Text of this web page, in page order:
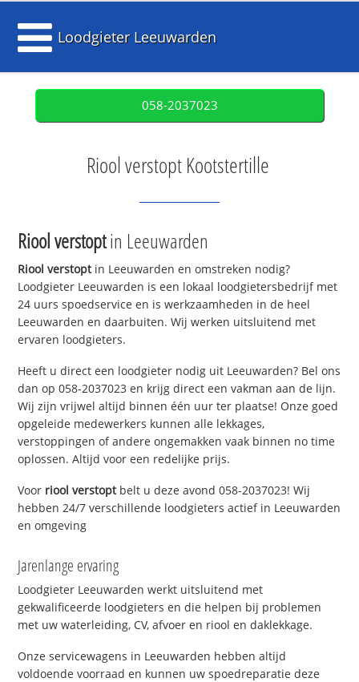
Loodgieter Leeuwarden
058-2037023
Riool verstopt Kootstertille
Riool verstoptin Leeuwarden
Riool verstoptin Leeuwarden en omstreken nodig?
Loodgieter Leeuwarden is een lokaal loodgietersbedrijf met
24 uurs spoedservice en is werkzaamheden in de heel
Leeuwarden en daarbuiten. Wij werken uitsluitend met
ervaren loodgieters.
Heeft u direct een loodgieter nodig uit Leeuwarden? Bel ons
dan op 058-2037023 en krijg direct een vakman aan de lijn.
Wij zijn vrijwel altijd binnen één uur ter plaatse! Onze goed
opgeleide medewerkers kunnen alle lekkages,
verstoppingen of andere ongemakken vaak binnen no time
oplossen. Altijd voor een redelijke prijs.
Voor riool verstoptbelt u deze avond 058-2037023! Wij
hebben 24/7 verschillende loodgieters actief in Leeuwarden
en omgeving
Jarenlange ervaring
Loodgieter Leeuwarden werkt uitsluitend met
gekwalificeerde loodgieters en die helpen bij problemen
met uw waterleiding, CV, afvoer en riool en daklekkage.
Onze servicewagens in Leeuwarden hebben altijd
voldoende voorraad en kunnen uw spoedreparatie deze